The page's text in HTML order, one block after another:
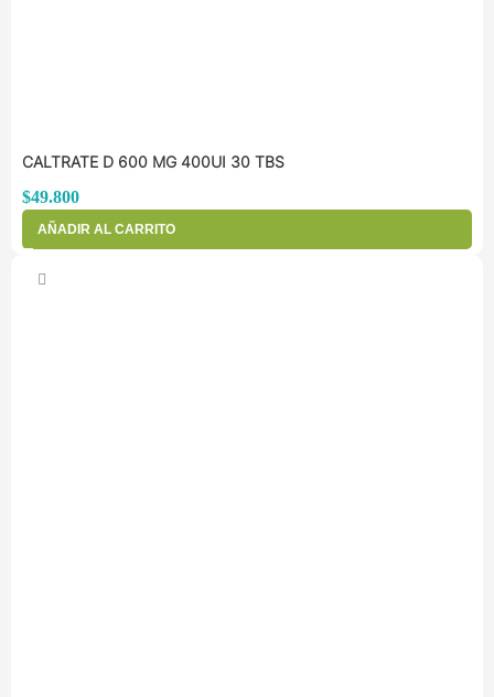
CALTRATE D 600 MG 400UI 30 TBS
$49.800
AÑADIR AL CARRITO